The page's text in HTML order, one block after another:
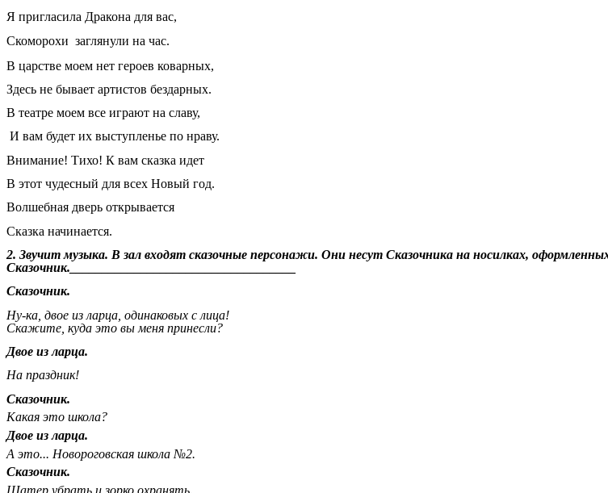
Я пригласила Дракона для вас,
Скоморохи заглянули на час.
В царстве моем нет героев коварных,
Здесь не бывает артистов бездарных.
В театре моем все играют на славу,
И вам будет их выступленье по нраву.
Внимание! Тихо! К вам сказка идет
В этот чудесный для всех Новый год.
Волшебная дверь открывается
Сказка начинается.
2. Звучит музыка. В зал входят сказочные персонажи. Они несут Сказочника на носилках,
Сказочник.___________________________________
Сказочник.
Ну-ка, двое из ларца, одинаковых с лица!
Скажите, куда это вы меня принесли?
Двое из ларца.
На праздник!
Сказочник.
Какая это школа?
Двое из ларца.
А это... Новороговская школа №2.
Сказочник.
Шатер убрать и зорко охранять.